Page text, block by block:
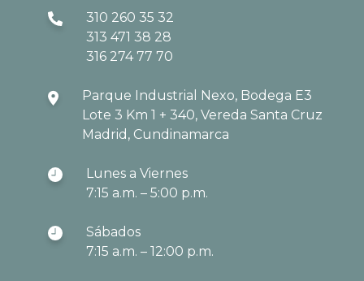
310 260 35 32
313 471 38 28
316 274 77 70
Parque Industrial Nexo, Bodega E3
Lote 3 Km 1 + 340, Vereda Santa Cruz
Madrid, Cundinamarca
Lunes a Viernes
7:15 a.m. – 5:00 p.m.
Sábados
7:15 a.m. – 12:00 p.m.